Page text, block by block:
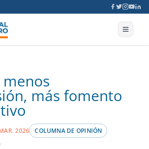
más fomento
2026 COLUMNA DE OPINIÓN